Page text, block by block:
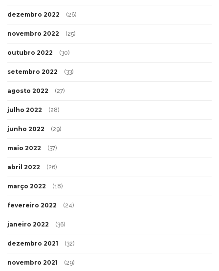
dezembro 2022 (26)
novembro 2022 (25)
outubro 2022 (30)
setembro 2022 (33)
agosto 2022 (27)
julho 2022 (28)
junho 2022 (29)
maio 2022 (37)
abril 2022 (26)
março 2022 (18)
fevereiro 2022 (24)
janeiro 2022 (36)
dezembro 2021 (32)
novembro 2021 (29)